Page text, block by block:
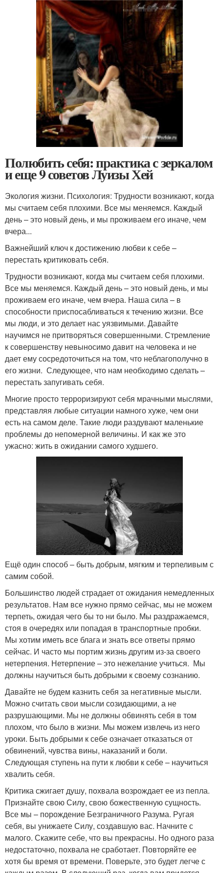
Полюбить себя: практика с зеркалом
и еще 9 советов Луизы Хей
Экология жизни. Психология: Трудности возникают, когда
мы считаем себя плохими. Все мы меняемся. Каждый
день – это новый день, и мы проживаем его иначе, чем
вчера...
Важнейший ключ к достижению любви к себе –
перестать критиковать себя.
Трудности возникают, когда мы считаем себя плохими.
Все мы меняемся. Каждый день – это новый день, и мы
проживаем его иначе, чем вчера. Наша сила – в
способности приспосабливаться к течению жизни. Все
мы люди, и это делает нас уязвимыми. Давайте
научимся не притворяться совершенными. Стремление
к совершенству невыносимо давит на человека и не
дает ему сосредоточиться на том, что неблагополучно в
его жизни. Следующее, что нам необходимо сделать –
перестать запугивать себя.
Многие просто терроризируют себя мрачными мыслями,
представляя любые ситуации намного хуже, чем они
есть на самом деле. Такие люди раздувают маленькие
проблемы до непомерной величины. И как же это
ужасно: жить в ожидании самого худшего.
Ещё один способ – быть добрым, мягким и терпеливым с
самим собой.
Большинство людей страдает от ожидания немедленных
результатов. Нам все нужно прямо сейчас, мы не можем
терпеть, ожидая чего бы то ни было. Мы раздражаемся,
стоя в очередях или попадая в транспортные пробки.
Мы хотим иметь все блага и знать все ответы прямо
сейчас. И часто мы портим жизнь другим из-за своего
нетерпения. Нетерпение – это нежелание учиться. Мы
должны научиться быть добрыми к своему сознанию.
Давайте не будем казнить себя за негативные мысли.
Можно считать свои мысли созидающими, а не
разрушающими. Мы не должны обвинять себя в том
плохом, что было в жизни. Мы можем извлечь из него
уроки. Быть добрыми к себе означает отказаться от
обвинений, чувства вины, наказаний и боли.
Следующая ступень на пути к любви к себе – научиться
хвалить себя.
Критика сжигает душу, похвала возрождает ее из пепла.
Признайте свою Силу, свою божественную сущность.
Все мы – порождение Безграничного Разума. Ругая
себя, вы унижаете Силу, создавшую вас. Начните с
малого. Скажите себе, что вы прекрасны. Но одного раза
недостаточно, похвала не сработает. Повторяйте ее
хотя бы время от времени. Поверьте, это будет легче с